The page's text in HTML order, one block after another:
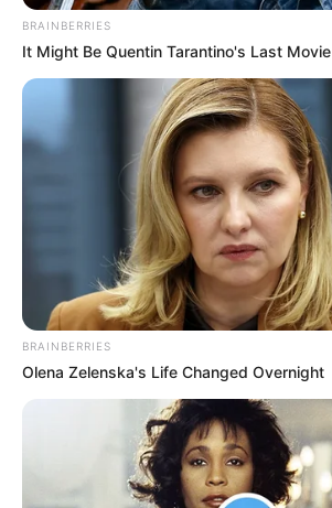
BRAINBERRIES
It Might Be Quentin Tarantino's Last Movie
BRAINBERRIES
Olena Zelenska's Life Changed Overnight